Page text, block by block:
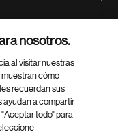
nosotros.
al visitar nuestras
muestran cómo
recuerdan sus
ayudan a compartir
todo" para